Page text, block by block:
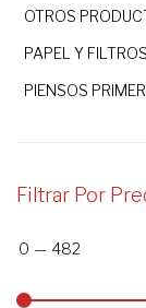
OTROS
PAPEL Y
PIENSOS
Filtrar Por
0 — 482